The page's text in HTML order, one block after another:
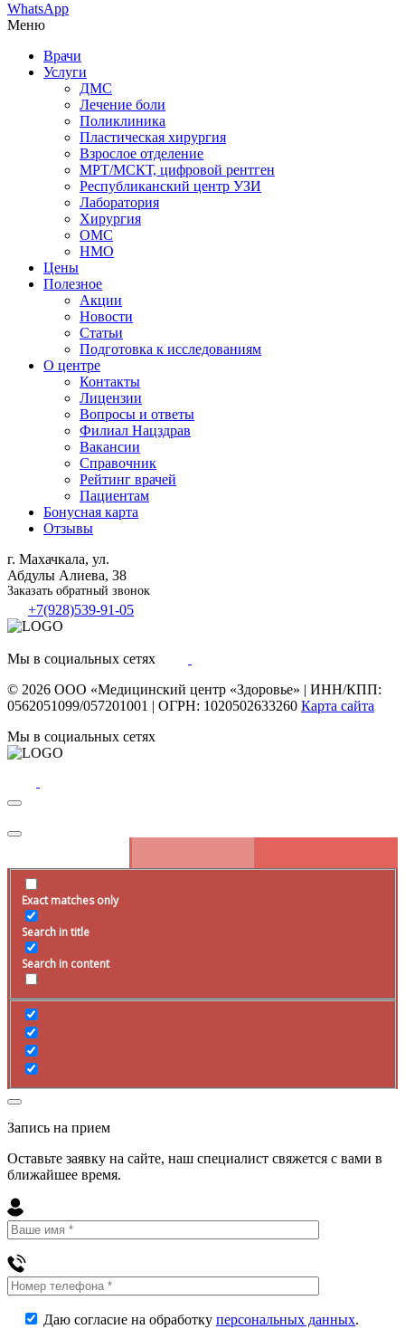
WhatsApp
Меню
Врачи
Услуги
ДМС
Лечение боли
Поликлиника
Пластическая хирургия
Взрослое отделение
МРТ/МСКТ, цифровой рентген
Республиканский центр УЗИ
Лаборатория
Хирургия
ОМС
НМО
Цены
Полезное
Акции
Новости
Статьи
Подготовка к исследованиям
О центре
Контакты
Лицензии
Вопросы и ответы
Филиал Нацздрав
Вакансии
Справочник
Рейтинг врачей
Пациентам
Бонусная карта
Отзывы
г. Махачкала, ул.
Абдулы Алиева, 38
Заказать обратный звонок
+7(928)539-91-05
Мы в социальных сетях
© 2026 ООО «Медицинский центр «Здоровье» | ИНН/КПП:
0562051099/057201001 | ОГРН: 1020502633260 Карта сайта
Мы в социальных сетях
Exact matches only
Search in title
Search in content
Запись на прием
Оставьте заявку на сайте, наш специалист свяжется с вами в
ближайшее время.
Даю согласие на обработку персональных данных.